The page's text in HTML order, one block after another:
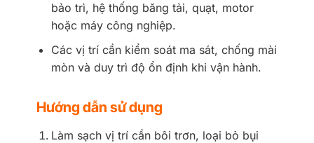
bảo trì, hệ thống băng tải, quạt, motor
hoặc máy công nghiệp.
Các vị trí cần kiểm soát ma sát, chống mài
mòn và duy trì độ ổn định khi vận hành.
Hướng dẫn sử dụng
Làm sạch vị trí cần bôi trơn, loại bỏ bụi